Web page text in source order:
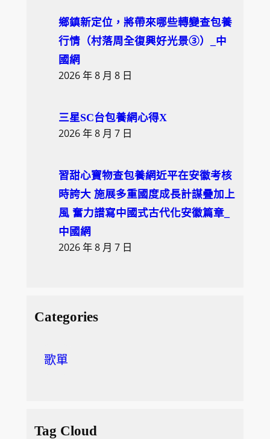
鄉鎮新定位，將帶來哪些轉變查包養
行情（村落周全復興好光景③）_中
國網
2026 年 8 月 8 日
三星SC台包養網心得X
2026 年 8 月 7 日
習甜心寶物查包養網近平在安徽考核
時誇大 施展多重國度成長計謀疊加上
風 奮力譜寫中國式古代化安徽篇章_
中國網
2026 年 8 月 7 日
Categories
歌單
Tag Cloud